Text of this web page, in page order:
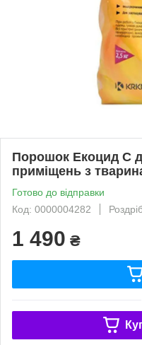
Порошок Екоцид C
приміщень з
Готово до відправки
Код: 0000004282
1 490 ₴